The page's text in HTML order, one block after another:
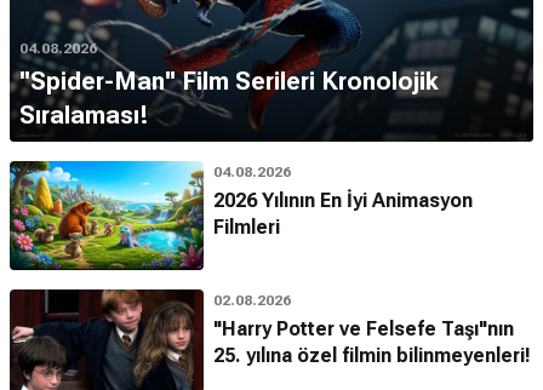
04.08.2026
''Spider-Man'' Film Serileri Kronolojik
Sıralaması!
04.08.2026
2026 Yılının En İyi Animasyon
Filmleri
02.08.2026
"Harry Potter ve Felsefe Taşı"nın
25. yılına özel filmin bilinmeyenleri!